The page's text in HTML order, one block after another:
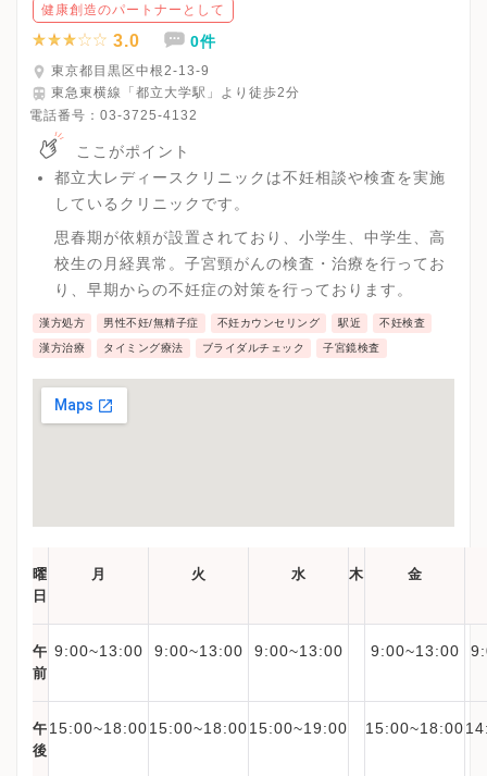
健康創造のパートナーとして
3.0 0件
東京都目黒区中根2-13-9
東急東横線「都立大学駅」より徒歩2分
電話番号： 03-3725-4132
ここがポイント
都立大レディースクリニックは不妊相談や検査を実施
しているクリニックです。
思春期が依頼が設置されており、小学生、中学生、高
校生の月経異常。子宮頸がんの検査・治療を行ってお
り、早期からの不妊症の対策を行っております。
漢方処方 男性不妊/無精子症 不妊カウンセリング 駅近 不妊検査
漢方治療 タイミング療法 ブライダルチェック 子宮鏡検査
曜
日
月 火 水 木 金
午
前
9:00~13:00 9:00~13:00 9:00~13:00 9:00~13:00
午
後
15:00~18:0015:00~18:0015:00~19:00 15:00~18:00